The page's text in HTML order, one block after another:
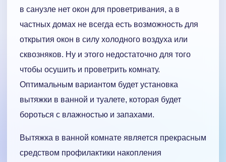
в санузле нет окон для проветривания, а в
частных домах не всегда есть возможность для
открытия окон в силу холодного воздуха или
сквозняков. Ну и этого недостаточно для того
чтобы осушить и проветрить комнату.
Оптимальным вариантом будет установка
вытяжки в ванной и туалете, которая будет
бороться с влажностью и запахами.
Вытяжка в ванной комнате является прекрасным
средством профилактики накопления